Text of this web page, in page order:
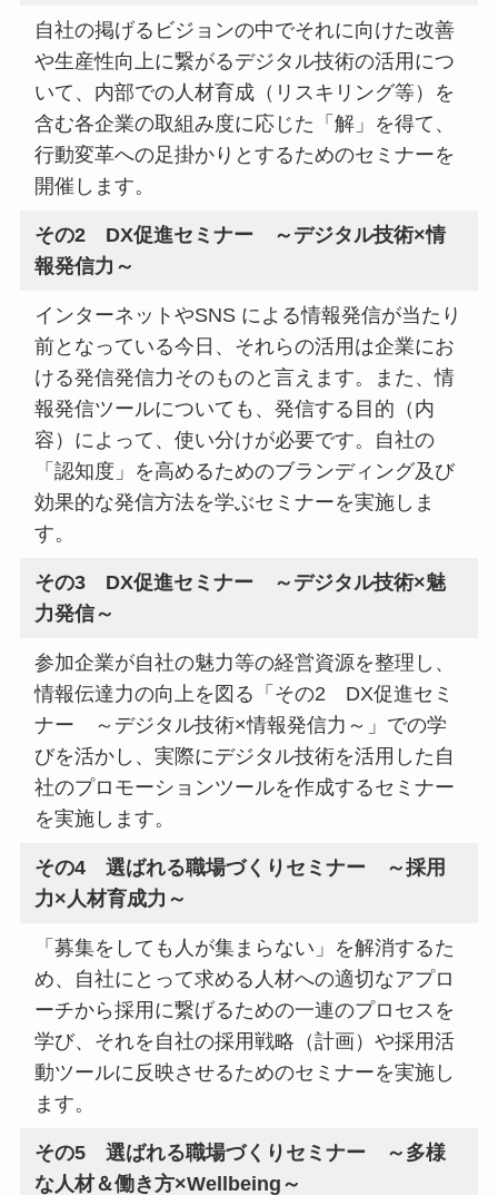
自社の掲げるビジョンの中でそれに向けた改善
や生産性向上に繋がるデジタル技術の活用につ
いて、内部での人材育成（リスキリング等）を
含む各企業の取組み度に応じた「解」を得て、
行動変革への足掛かりとするためのセミナーを
開催します。
その2 DX促進セミナー ～デジタル技術×情
報発信力～
インターネットやSNS による情報発信が当たり
前となっている今日、それらの活用は企業にお
ける発信発信力そのものと言えます。また、情
報発信ツールについても、発信する目的（内
容）によって、使い分けが必要です。自社の
「認知度」を高めるためのブランディング及び
効果的な発信方法を学ぶセミナーを実施しま
す。
その3 DX促進セミナー ～デジタル技術×魅
力発信～
参加企業が自社の魅力等の経営資源を整理し、
情報伝達力の向上を図る「その2 DX促進セミ
ナー ～デジタル技術×情報発信力～」での学
びを活かし、実際にデジタル技術を活用した自
社のプロモーションツールを作成するセミナー
を実施します。
その4 選ばれる職場づくりセミナー ～採用
力×人材育成力～
「募集をしても人が集まらない」を解消するた
め、自社にとって求める人材への適切なアプロ
ーチから採用に繋げるための一連のプロセスを
学び、それを自社の採用戦略（計画）や採用活
動ツールに反映させるためのセミナーを実施し
ます。
その5 選ばれる職場づくりセミナー ～多様
な人材＆働き方×Wellbeing～